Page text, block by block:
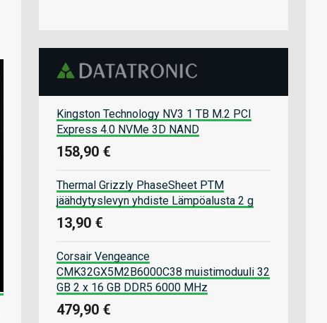
Kingston Technology NV3 1 TB M.2 PCI
Express 4.0 NVMe 3D NAND
158,90 €
Thermal Grizzly PhaseSheet PTM
jäähdytyslevyn yhdiste Lämpöalusta 2 g
13,90 €
Corsair Vengeance
CMK32GX5M2B6000C38 muistimoduuli 32
GB 2 x 16 GB DDR5 6000 MHz
479,90 €